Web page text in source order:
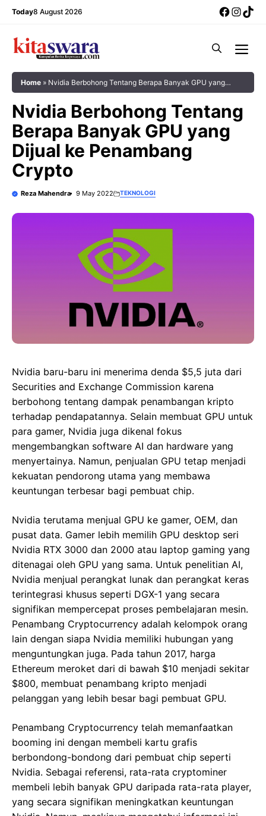
Skip
content
Today8 August 2026
Home » Nvidia Berbohong Tentang Berapa Banyak GPU yang
Nvidia Berbohong Tentang
Berapa Banyak GPU yang
Dijual ke Penambang
Crypto
Reza Mahendra 9 May 2022 TEKNOLOGI
Nvidia baru-baru ini menerima denda $5,5 juta dari
Securities and Exchange Commission karena
berbohong tentang dampak penambangan kripto
terhadap pendapatannya. Selain membuat GPU untuk
para gamer, Nvidia juga dikenal fokus
mengembangkan software AI dan hardware yang
menyertainya. Namun, penjualan GPU tetap menjadi
kekuatan pendorong utama yang membawa
keuntungan terbesar bagi pembuat chip.
Nvidia terutama menjual GPU ke gamer, OEM, dan
pusat data. Gamer lebih memilih GPU desktop seri
Nvidia RTX 3000 dan 2000 atau laptop gaming yang
ditenagai oleh GPU yang sama. Untuk penelitian AI,
Nvidia menjual perangkat lunak dan perangkat keras
terintegrasi khusus seperti DGX-1 yang secara
signifikan mempercepat proses pembelajaran mesin.
Penambang Cryptocurrency adalah kelompok orang
lain dengan siapa Nvidia memiliki hubungan yang
menguntungkan juga. Pada tahun 2017, harga
Ethereum meroket dari di bawah $10 menjadi sekitar
$800, membuat penambang kripto menjadi
pelanggan yang lebih besar bagi pembuat GPU.
Penambang Cryptocurrency telah memanfaatkan
booming ini dengan membeli kartu grafis
berbondong-bondong dari pembuat chip seperti
Nvidia. Sebagai referensi, rata-rata cryptominer
membeli lebih banyak GPU daripada rata-rata player,
yang secara signifikan meningkatkan keuntungan